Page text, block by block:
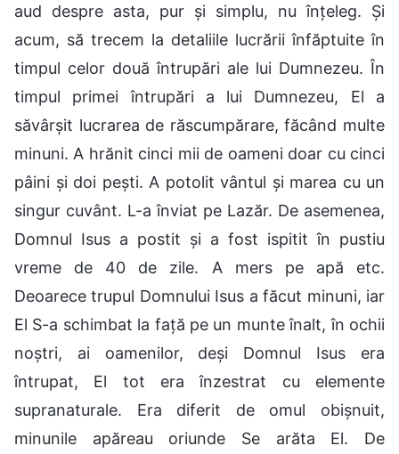
aud despre asta, pur și simplu, nu înțeleg. Și
acum, să trecem la detaliile lucrării înfăptuite în
timpul celor două întrupări ale lui Dumnezeu. În
timpul primei întrupări a lui Dumnezeu, El a
săvârșit lucrarea de răscumpărare, făcând multe
minuni. A hrănit cinci mii de oameni doar cu cinci
pâini și doi pești. A potolit vântul și marea cu un
singur cuvânt. L-a înviat pe Lazăr. De asemenea,
Domnul Isus a postit și a fost ispitit în pustiu
vreme de 40 de zile. A mers pe apă etc.
Deoarece trupul Domnului Isus a făcut minuni, iar
El S-a schimbat la față pe un munte înalt, în ochii
noștri, ai oamenilor, deși Domnul Isus era
întrupat, El tot era înzestrat cu elemente
supranaturale. Era diferit de omul obișnuit,
minunile apăreau oriunde Se arăta El. De